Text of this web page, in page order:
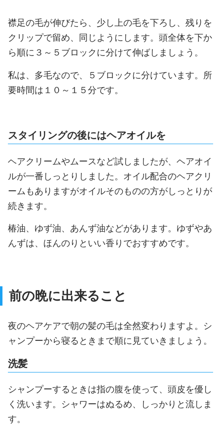
襟足の毛が伸びたら、少し上の毛を下ろし、残りを
クリップで留め、同じようにします。頭全体を下か
ら順に３～５ブロックに分けて伸ばしましょう。
私は、多毛なので、５ブロックに分けています。所
要時間は１０～１５分です。
スタイリングの後にはヘアオイルを
ヘアクリームやムースなど試しましたが、ヘアオイ
ルが一番しっとりしました。オイル配合のヘアクリ
ームもありますがオイルそのものの方がしっとりが
続きます。
椿油、ゆず油、あんず油などがあります。ゆずやあ
んずは、ほんのりといい香りでおすすめです。
前の晩に出来ること
夜のヘアケアで朝の髪の毛は全然変わりますよ。シ
ャンプーから寝るときまで順に見ていきましょう。
洗髪
シャンプーするときは指の腹を使って、頭皮を優し
く洗います。シャワーはぬるめ、しっかりと流しま
す。